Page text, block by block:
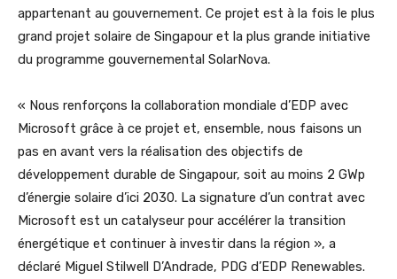
appartenant au gouvernement. Ce projet est à la fois le plus
grand projet solaire de Singapour et la plus grande initiative
du programme gouvernemental SolarNova.
« Nous renforçons la collaboration mondiale d’EDP avec
Microsoft grâce à ce projet et, ensemble, nous faisons un
pas en avant vers la réalisation des objectifs de
développement durable de Singapour, soit au moins 2 GWp
d’énergie solaire d’ici 2030. La signature d’un contrat avec
Microsoft est un catalyseur pour accélérer la transition
énergétique et continuer à investir dans la région », a
déclaré Miguel Stilwell D’Andrade, PDG d’EDP Renewables.